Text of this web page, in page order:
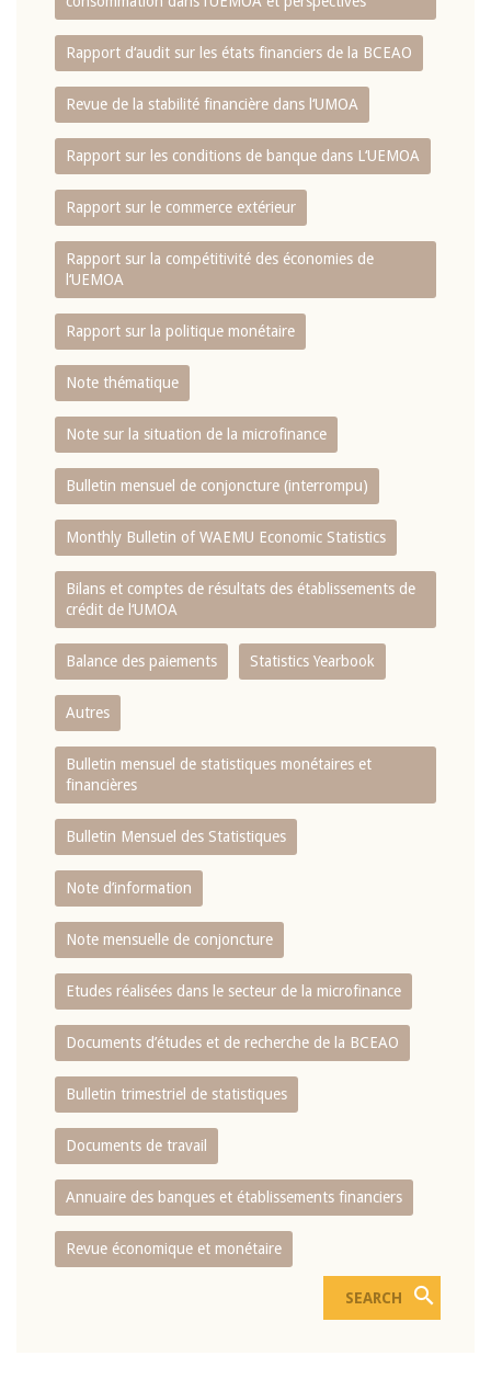
Rapport d‘audit sur les états financiers de la BCEAO
Revue de la stabilité financière dans l‘UMOA
Rapport sur les conditions de banque dans L‘UEMOA
Rapport sur le commerce extérieur
Rapport sur la compétitivité des économies de
l‘UEMOA
Rapport sur la politique monétaire
Note thématique
Note sur la situation de la microfinance
Bulletin mensuel de conjoncture (interrompu)
Monthly Bulletin of WAEMU Economic Statistics
Bilans et comptes de résultats des établissements de
crédit de l‘UMOA
Balance des paiements Statistics Yearbook
Autres
Bulletin mensuel de statistiques monétaires et
financières
Bulletin Mensuel des Statistiques
Note d’information
Note mensuelle de conjoncture
Etudes réalisées dans le secteur de la microfinance
Documents d’études et de recherche de la BCEAO
Bulletin trimestriel de statistiques
Documents de travail
Annuaire des banques et établissements financiers
Revue économique et monétaire